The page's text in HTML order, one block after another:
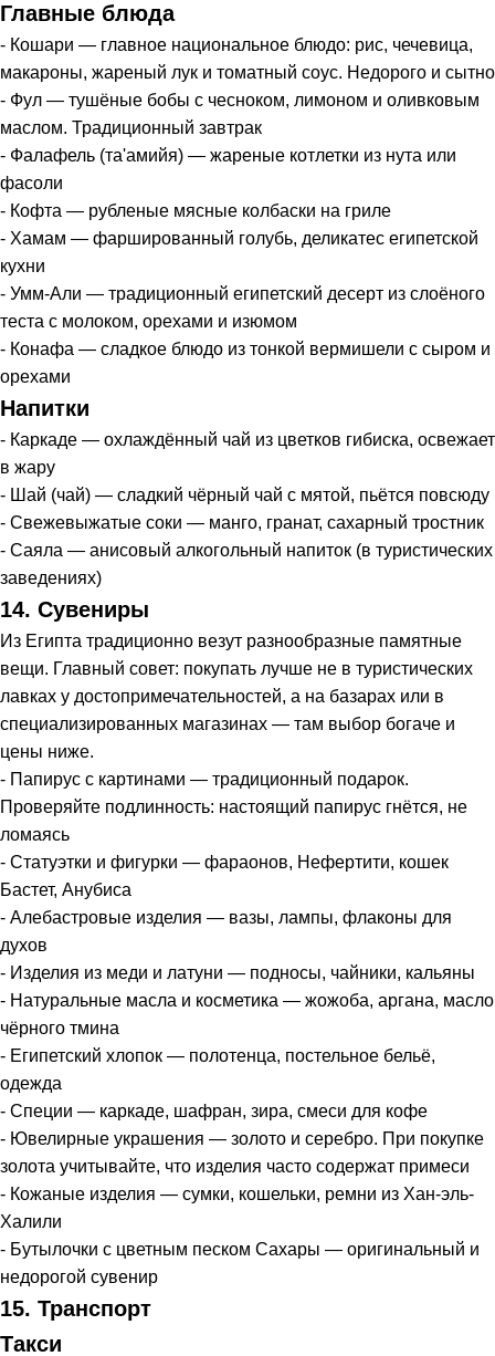
Главные блюда
- Кошари — главное национальное блюдо: рис, чечевица,
макароны, жареный лук и томатный соус. Недорого и сытно
- Фул — тушёные бобы с чесноком, лимоном и оливковым
маслом. Традиционный завтрак
- Фалафель (та'амийя) — жареные котлетки из нута или
фасоли
- Кофта — рубленые мясные колбаски на гриле
- Хамам — фаршированный голубь, деликатес египетской
кухни
- Умм-Али — традиционный египетский десерт из слоёного
теста с молоком, орехами и изюмом
- Конафа — сладкое блюдо из тонкой вермишели с сыром и
орехами
Напитки
- Каркаде — охлаждённый чай из цветков гибиска, освежает
в жару
- Шай (чай) — сладкий чёрный чай с мятой, пьётся повсюду
- Свежевыжатые соки — манго, гранат, сахарный тростник
- Саяла — анисовый алкогольный напиток (в туристических
заведениях)
14. Сувениры
Из Египта традиционно везут разнообразные памятные
вещи. Главный совет: покупать лучше не в туристических
лавках у достопримечательностей, а на базарах или в
специализированных магазинах — там выбор богаче и
цены ниже.
- Папирус с картинами — традиционный подарок.
Проверяйте подлинность: настоящий папирус гнётся, не
ломаясь
- Статуэтки и фигурки — фараонов, Нефертити, кошек
Бастет, Анубиса
- Алебастровые изделия — вазы, лампы, флаконы для
духов
- Изделия из меди и латуни — подносы, чайники, кальяны
- Натуральные масла и косметика — жожоба, аргана, масло
чёрного тмина
- Египетский хлопок — полотенца, постельное бельё,
одежда
- Специи — каркаде, шафран, зира, смеси для кофе
- Ювелирные украшения — золото и серебро. При покупке
золота учитывайте, что изделия часто содержат примеси
- Кожаные изделия — сумки, кошельки, ремни из Хан-эль-
Халили
- Бутылочки с цветным песком Сахары — оригинальный и
недорогой сувенир
15. Транспорт
Такси